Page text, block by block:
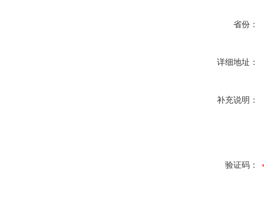
省份：
详细地址：
补充说明：
验证码：